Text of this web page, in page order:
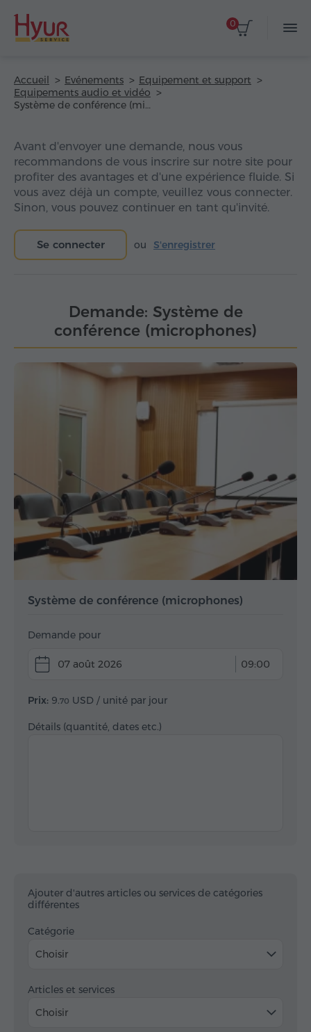
0
Accueil Evénements
Equipement et support
Equipements audio et vidéo
Système de conférence (microphones)
Avant d'envoyer une demande, nous vous
recommandons de vous inscrire sur notre site pour
profiter des avantages et d'une expérience fluide. Si
vous avez déjà un compte, veuillez vous connecter.
Sinon, vous pouvez continuer en tant qu'invité.
Se connecter ou S'enregistrer
Demande: Système de
conférence (microphones)
Système de conférence (microphones)
Demande pour
07 août 2026 09:00
Prix: 9.70 USD / unité par jour
Détails (quantité, dates etc.)
Ajouter d'autres articles ou services de catégories
différentes
Catégorie
Choisir
Articles et services
Choisir